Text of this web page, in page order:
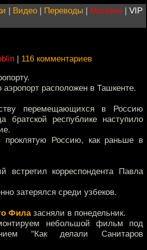
| Видео | Переводы | Магазин | VIP
| 116 комментариев
аэропорт расположен в Ташкенте.
перемещающихся в Россию
братской республике наступило
проклятую Россию, как раньше в
встретил корреспондента Павла
затерялся среди узбеков.
Филазасняли в понедельник.
небольшой фильм под
"Как делали Санитаров